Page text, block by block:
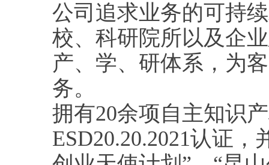
公司追求业务的可持
校、科研院所以及企
产、学、研体系，为
务。
拥有20余项自主知识
ESD20.20.2021认证